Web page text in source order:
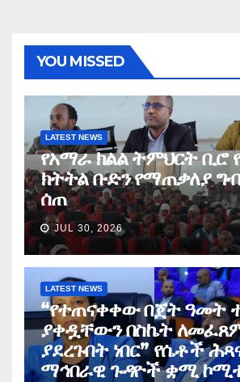
YOU MISSED
LATEST NEWS
የአማራ ክልል ትምህርት ቢሮ
ክትትል ቡድን የማጠቃለያ
ሰጠ
JUL 30, 2026
LATEST NEWS
“የተጠናቀቀው በጀት ዓመት
ያቀዷቸውን በስኬት
ያደረጉበት ነበር” የሴቶች
ማኅበራዊ ጉዳዮች ቋሚ